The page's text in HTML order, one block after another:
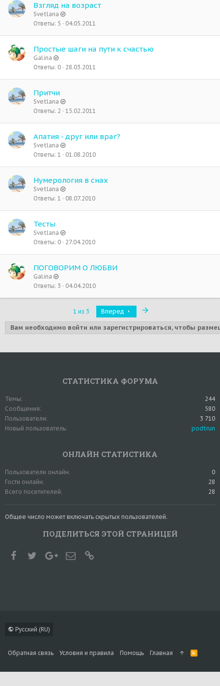
Взгляд на возраст
Svetlana
Ответы 5 04.05.2011
Простые шаги на пути к счастью
Galina
Ответы 0 28.03.2011
Притчи
Svetlana
Ответы 2 15.02.2011
Апатия - друг или враг?
Svetlana
Ответы 1 01.08.2010
Нумерология в снах
Svetlana
Ответы 1 08.07.2010
Тесты
Svetlana
Ответы 0 27.04.2010
ПОГОВОРИМ О ЛЮБВИ
Galina
Ответы 3 04.04.2010
1 из 3 Вперед
Вам необходимо войти или зарегистрироваться, чтобы
СТАТИСТИКА ФОРУМА
Темы
244
Сообщения
580
Пользователи
3 710
Новый пользователь
podtrun
ОНЛАЙН СТАТИСТИКА
Пользователи онлайн
0
Гости онлайн
28
Всего посетителей
28
Общее число может включать скрытых пользователей.
ПОДЕЛИТЬСЯ ЭТОЙ СТРАНИЦЕЙ
FacebookTwitterGoogle+Электронная почта
Русский (RU)
Обратная связь Условия и правила Помощь Главная